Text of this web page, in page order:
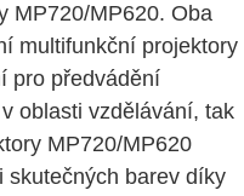
MP720/MP620. Oba
multifunkční projektory
pro předvádění
oblasti vzdělávání, tak
MP720/MP620
skutečných barev díky